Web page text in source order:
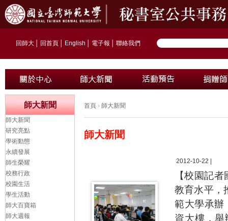
回師大 回首頁 English 電子報 聯絡我們
首頁 › 師大新聞
師大新聞
2012-10-22 |
【校園記
教育水平，
範大學承辦
資大樓，
師大新聞
師大新聞
研究亮點
學術動態
永續發展
師生榮耀
校務行政
校園生活
學生活動
師大百寶箱
師大週報